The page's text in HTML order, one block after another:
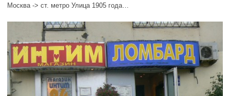
Москва -> ст. метро Улица 1905 года…